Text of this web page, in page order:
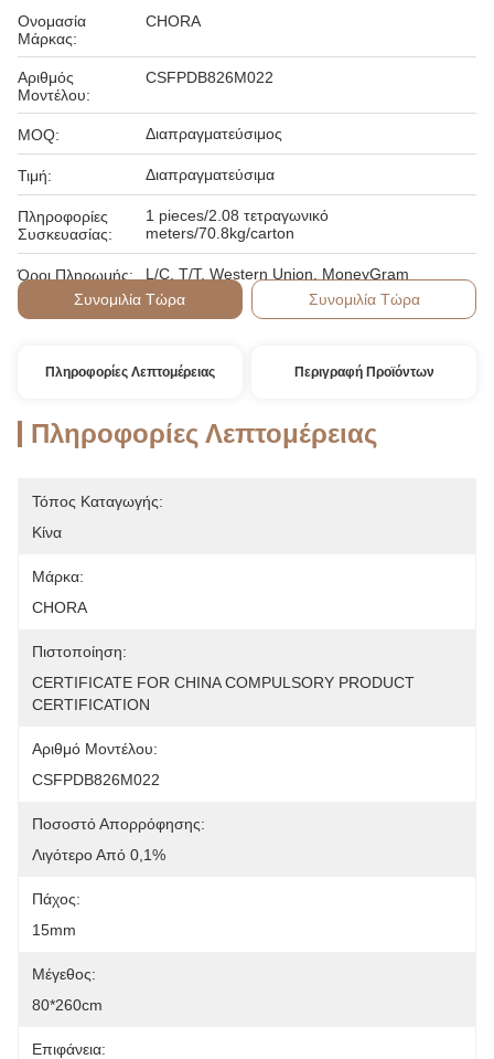
Ονομασία
Μάρκας:
CHORA
Αριθμός
Μοντέλου:
CSFPDB826M022
MOQ: Διαπραγματεύσιμος
Τιμή: Διαπραγματεύσιμα
Πληροφορίες
Συσκευασίας:
1 pieces/2.08 τετραγωνικό
meters/70.8kg/carton
Όροι Πληρωμής:
L/C, T/T, Western Union, MoneyGram
Συνομιλία Τώρα
Συνομιλία Τώρα
Πληροφορίες Λεπτομέρειας Περιγραφή Προϊόντων
Πληροφορίες Λεπτομέρειας
Τόπος Καταγωγής:
Κίνα
Μάρκα:
CHORA
Πιστοποίηση:
CERTIFICATE FOR CHINA COMPULSORY PRODUCT
CERTIFICATION
Αριθμό Μοντέλου:
CSFPDB826M022
Ποσοστό Απορρόφησης:
Λιγότερο Από 0,1%
Πάχος:
15mm
Μέγεθος:
80*260cm
Επιφάνεια: